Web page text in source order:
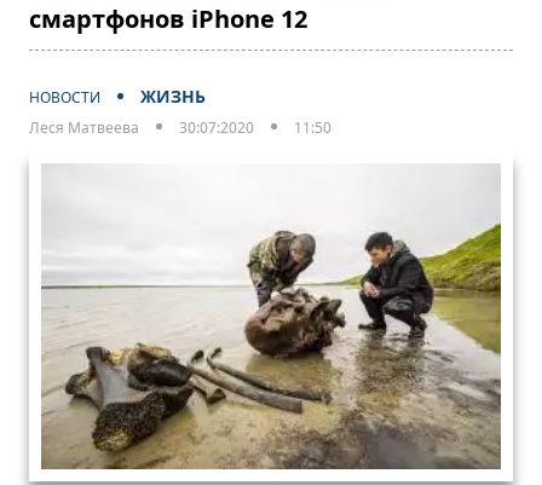
смартфонов iPhone 12
НОВОСТИ ЖИЗНЬ
Леся Матвеева 30:07:2020 11:50